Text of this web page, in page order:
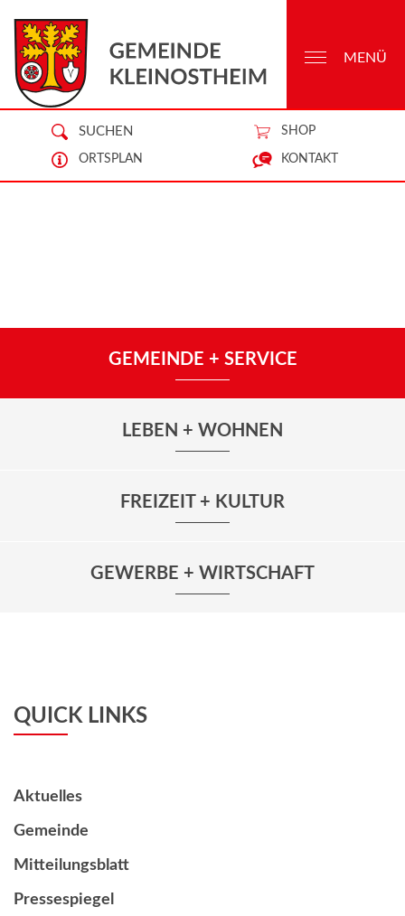
SUCHEN SHOP
ORTSPLAN KONTAKT
MENÜ
GEMEINDE + SERVICE
LEBEN + WOHNEN
FREIZEIT + KULTUR
GEWERBE + WIRTSCHAFT
QUICK LINKS
Aktuelles
Gemeinde
Mitteilungsblatt
Pressespiegel